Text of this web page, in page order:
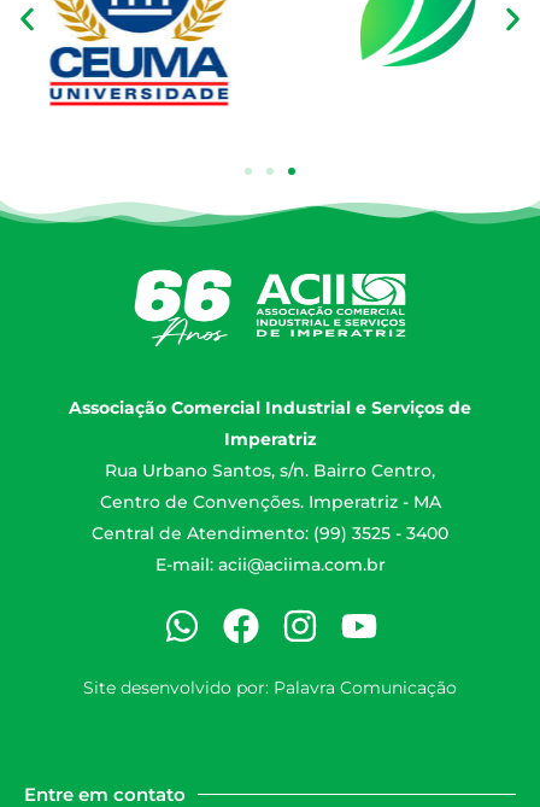
Associação Comercial Industrial e Serviços de
Imperatriz
Rua Urbano Santos, s/n. Bairro Centro,
Centro de Convenções. Imperatriz - MA
Central de Atendimento: (99) 3525 - 3400
E-mail: acii@aciima.com.br
Site desenvolvido por: Palavra Comunicação
Entre em contato